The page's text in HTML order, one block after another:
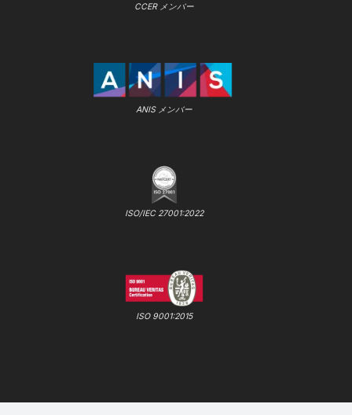
CCER メンバー
ANIS メンバー
ISO/IEC 27001:2022
ISO 9001:2015